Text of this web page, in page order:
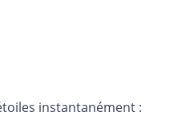
instantanément :